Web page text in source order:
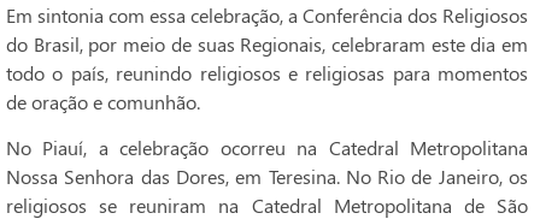
Em sintonia com essa celebração, a Conferência dos Religiosos
do Brasil, por meio de suas Regionais, celebraram este dia em
todo o país, reunindo religiosos e religiosas para momentos
de oração e comunhão.
No Piauí, a celebração ocorreu na Catedral Metropolitana
Nossa Senhora das Dores, em Teresina. No Rio de Janeiro, os
religiosos se reuniram na Catedral Metropolitana de São